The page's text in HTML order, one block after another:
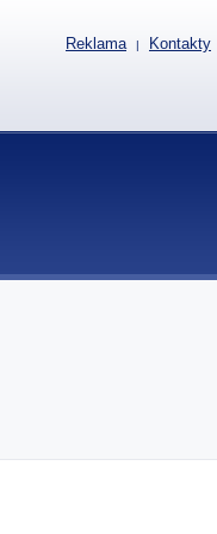
Reklama | Kontakty